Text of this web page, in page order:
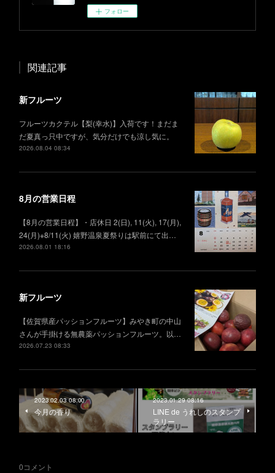
フォロー
関連記事
新フルーツ
フルーツカクテル【梨(幸水)】入荷です！まだま
だ夏真っ只中ですが、気分だけでも涼し気に。
2026.08.04 08:34
8月の営業日程
【8月の営業日程】・店休日 2(日), 11(火), 17(月),
24(月)※8/11(火) 嬉野温泉夏祭りは駅前にて出…
2026.08.01 18:16
新フルーツ
【佐賀県産パッションフルーツ】みやき町の中山
さんが手掛ける無農薬パッションフルーツ。以…
2026.07.23 08:33
2023.02.03 08:00
今月の香り
2023.01.29 08:16
LINE de うれしのスタンプ
ラリー
0コメント